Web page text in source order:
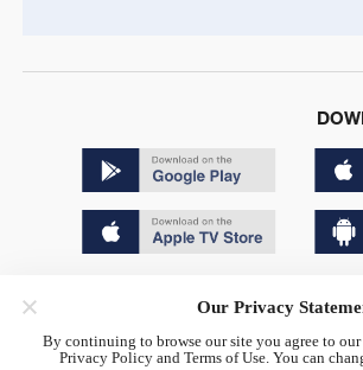
Our Privacy
By continuing to browse our site you agree to
Privacy Policy and Terms of Use. You can